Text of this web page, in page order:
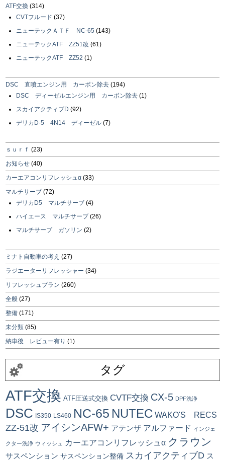
ATF交換 (314)
CVTフルード (37)
ニューテックＡＴＦ NC-65 (143)
ニューテックATF ZZ51改 (61)
ニューテックATF ZZ52 (1)
DSC 直噴エンジン用 カーボン除去 (194)
DSC ディーゼルエンジン用 カーボン除去 (1)
スカイアクティブD (92)
デリカD-5 4N14 ディーゼル (7)
ｓｕｒｆ (23)
お知らせ (40)
カーエアコンリフレッシュα (33)
マルチサーブ (72)
デリカD5 マルチサーブ (4)
ハイエース マルチサーブ (26)
マルチサーブ ガソリン (2)
ミナト自動車の考え (27)
ラジエーターリフレッシャー (34)
リフレッシュプラン (260)
全般 (27)
整備 (171)
未分類 (85)
納車後 レビュー有り (1)
タグ
ATF交換 ATF圧送式交換 CVTF交換 CX-5 DPF洗浄
DSC IS350 LS460 NC-65 NUTEC WAKO'S RECS
ZZ-51改 アイシンAFW+ アテンザ アルファード インジェ
クター洗浄 ウィッシュ カーエアコンリフレッシュα クラウン
サスペンション サスペンション整備 スカイアクティブD ス